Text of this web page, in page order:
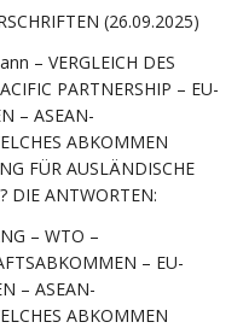
(26.09.2025)
– VERGLEICH DES
PARTNERSHIP – EU-
– ASEAN-
ABKOMMEN
FÜR AUSLÄNDISCHE
DIE ANTWORTEN:
– WTO –
– EU-
– ASEAN-
ABKOMMEN